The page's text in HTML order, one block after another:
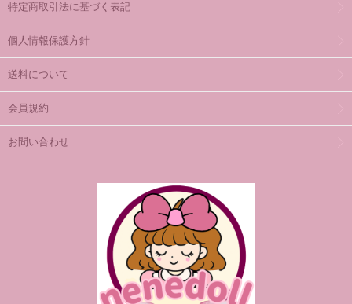
特定商取引法に基づく表記
個人情報保護方針
送料について
会員規約
お問い合わせ